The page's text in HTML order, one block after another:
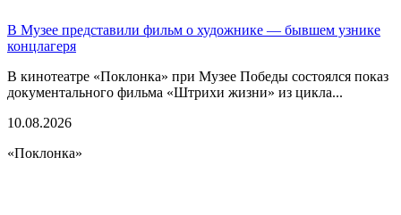
В Музее представили фильм о художнике — бывшем узнике
концлагеря
В кинотеатре «Поклонка» при Музее Победы состоялся показ
документального фильма «Штрихи жизни» из цикла...
10.08.2026
«Поклонка»